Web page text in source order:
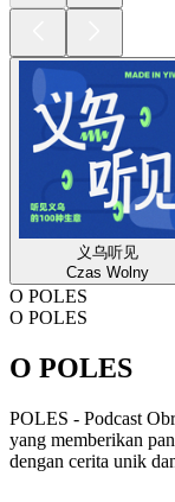
义乌听见
Czas Wolny
O POLES
O POLES
O POLES
POLES - Podcast
yang memberikan
dengan cerita unik